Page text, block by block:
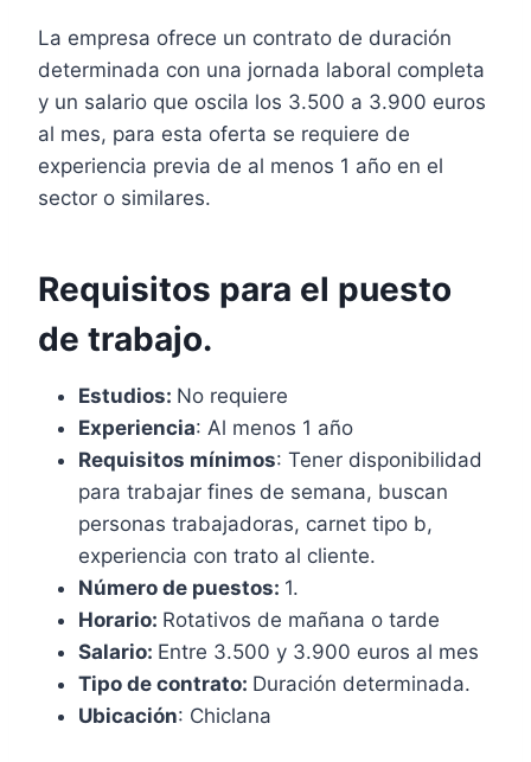
La empresa ofrece un contrato de duración
determinada con una jornada laboral completa
y un salario que oscila los 3.500 a 3.900 euros
al mes, para esta oferta se requiere de
experiencia previa de al menos 1 año en el
sector o similares.
Requisitos para el puesto
de trabajo.
Estudios: No requiere
Experiencia: Al menos 1 año
Requisitos mínimos: Tener disponibilidad
para trabajar fines de semana, buscan
personas trabajadoras, carnet tipo b,
experiencia con trato al cliente.
Número de puestos: 1.
Horario: Rotativos de mañana o tarde
Salario: Entre 3.500 y 3.900 euros al mes
Tipo de contrato: Duración determinada.
Ubicación: Chiclana